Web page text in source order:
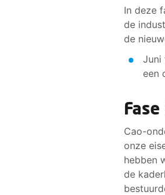
In deze
de
de
Juni
een
Cao-
onze
hebben
de